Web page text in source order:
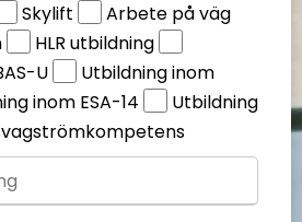
Skylift
Arbete på väg
HLR utbildning
U
Utbildning inom
inom ESA-14
Utbildning